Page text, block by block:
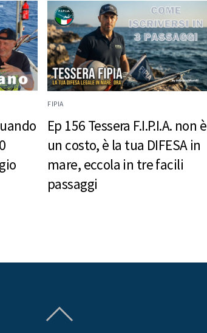
FIPIA
Ep 156 Tessera F.I.P.I.A. non è
un costo, è la tua DIFESA in
mare, eccola in tre facili
passaggi